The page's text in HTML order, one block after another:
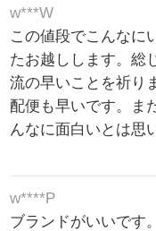
w***W
この値段でこんなに
たお越しします。総
流の早いことを祈り
配便も早いです。ま
んなに面白いとは思
w****P
ブランドがいいです